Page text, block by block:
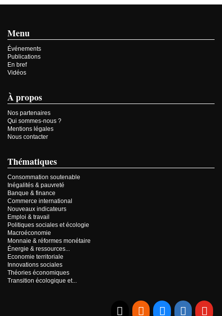
Menu
Événements
Publications
En bref
Vidéos
À propos
Nos partenaires
Qui sommes-nous ?
Mentions légales
Nous contacter
Thématiques
Consommation soutenable
Inégalités & pauvreté
Banque & finance
Commerce international
Nouveaux indicateurs
Emploi & travail
Politiques sociales et écologie
Macroéconomie
Monnaie & réformes monétaire
Énergie & ressources...
Economie territoriale
Innovations sociales
Théories économiques
Transition écologique et...